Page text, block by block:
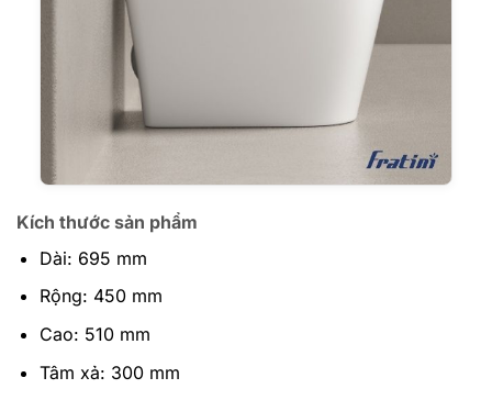
Kích thước sản phẩm
Dài: 695 mm
Rộng: 450 mm
Cao: 510 mm
Tâm xả: 300 mm